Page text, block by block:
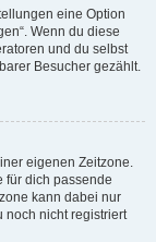
eine Option
Wenn du diese
und du selbst
Besucher gezählt.
eigenen Zeitzone.
für dich passende
kann dabei nur
noch nicht registriert